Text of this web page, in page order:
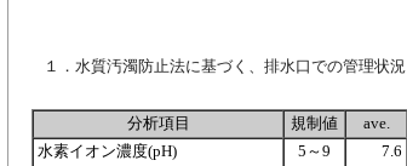
１．水質汚濁防止法に基づく、排水口での管理状況
分析項目
規制値 ave.
水素イオン濃度(pH)
5～9 7.6